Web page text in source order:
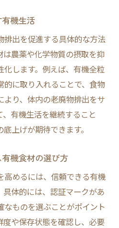
の効果的な活用方法
する安心デトックス法
に有機デトックスを
対策に有機デトックスが
デトックス法
食材を活用
減らすデトックス習慣
家族の健康を守る工夫
機生活
排出を促進する具体的な方法
は農薬や化学物質の摂取を抑
します。例えば、有機全粒
に取り入れることで、食物
り、体内の老廃物排出をサ
有機生活を継続すること
上げが期待できます。
機食材の選び方
高めるには、信頼できる有機
体的には、認証マークがあ
なものを選ぶことがポイント
や保存状態を確認し、必要